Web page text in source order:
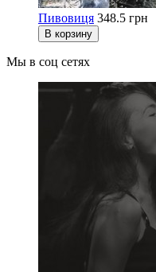
Пивовиця 348.5 грн
В корзину
Мы в соц сетях